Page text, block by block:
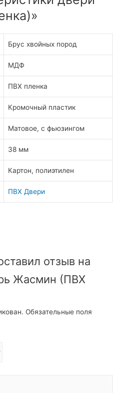
Брус хвойных пород
МДФ
ПВХ пленка
Кромочный пластик
Матовое, с фьюзингом
38 мм
Картон, полиэтилен
ПВХ Двери
отзыв на
Жасмин (ПВХ
Обязательные поля